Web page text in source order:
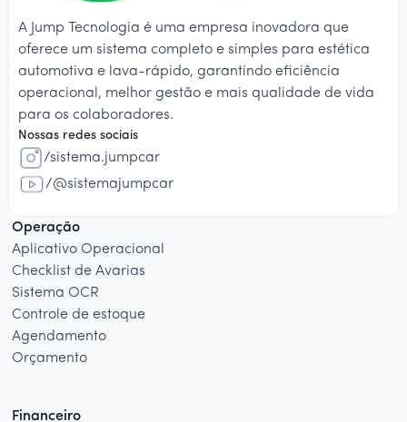
A Jump Tecnologia é uma empresa inovadora que
oferece um sistema completo e simples para estética
automotiva e lava-rápido, garantindo eficiência
operacional, melhor gestão e mais qualidade de vida
para os colaboradores.
Nossas redes sociais
/sistema.jumpcar
/@sistemajumpcar
Operação
Aplicativo Operacional
Checklist de Avarias
Sistema OCR
Controle de estoque
Agendamento
Orçamento
Financeiro